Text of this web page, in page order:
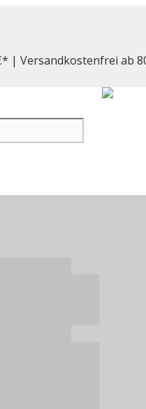
| Versandkostenfrei ab